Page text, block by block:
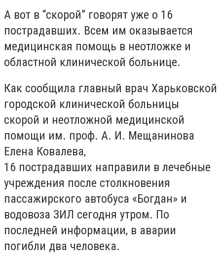
А вот в “скорой” говорят уже о 16
пострадавших. Всем им оказывается
медицинская помощь в неотложке и
областной клинической больнице.
Как сообщила главный врач Харьковской
городской клинической больницы
скорой и неотложной медицинской
помощи им. проф. А. И. Мещанинова
Елена Ковалева,
16 пострадавших направили в лечебные
учреждения после столкновения
пассажирского автобуса «Богдан» и
водовоза ЗИЛ сегодня утром. По
последней информации, в аварии
погибли два человека.